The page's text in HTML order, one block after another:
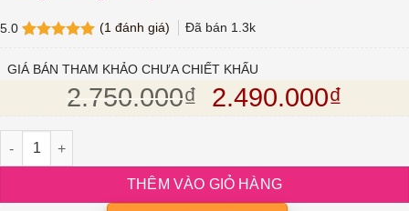
5.0
dựa trên
(1 đánh giá) Đã bán 1.3k
GIÁ BÁN THAM KHẢO CHƯA CHIẾT KHẤU
2.750.000₫ Giá gốc là:
2.490.000₫
Vang Trắng Pháp Meursault Charmes số lượng
THÊM VÀO GIỎ HÀNG